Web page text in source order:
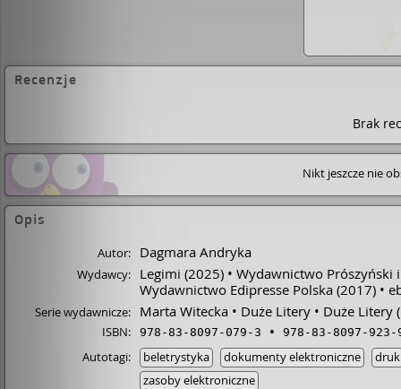
Recenzje
Brak
Nikt jeszcze nie
Opis
Autor: Dagmara Andryka
Wydawcy: Legimi (2025)
Wydawnictwo Prószyński i
Wydawnictwo Edipresse Polska (2017)
Serie wydawnicze: Marta Witecka Duże Litery Duże Litery
ISBN: 978-83-8097-079-3 978-83-8097-923-
Autotagi: beletrystyka dokumenty elektroniczne
druk
zasoby elektroniczne